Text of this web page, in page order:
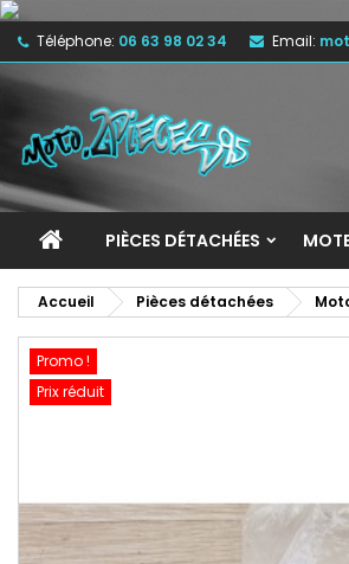
Téléphone: 06 63 98 02 34 Email:
PIÈCES DÉTACHÉES
Accueil Pièces détachées
Promo !
Prix réduit